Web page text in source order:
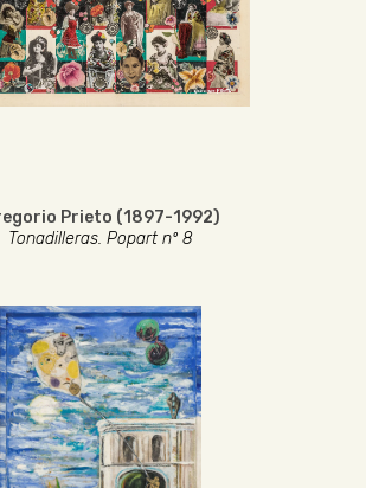
Prieto (1897-1992)
Tonadilleras. Popart nº 8